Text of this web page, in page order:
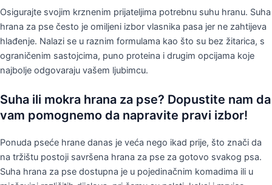
Osigurajte svojim krznenim prijateljima potrebnu suhu hranu. Suha
hrana za pse često je omiljeni izbor vlasnika pasa jer ne zahtijeva
hlađenje. Nalazi se u raznim formulama kao što su bez žitarica, s
ograničenim sastojcima, puno proteina i drugim opcijama koje
najbolje odgovaraju vašem ljubimcu.
Suha ili mokra hrana za pse? Dopustite nam da
vam pomognemo da napravite pravi izbor!
Ponuda pseće hrane danas je veća nego ikad prije, što znači da
na tržištu postoji savršena hrana za pse za gotovo svakog psa.
Suha hrana za pse dostupna je u pojedinačnim komadima ili u